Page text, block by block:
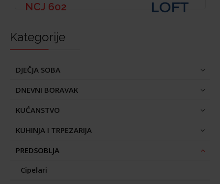
NCJ 602
Kategorije
DJEČJA SOBA
DNEVNI BORAVAK
KUĆANSTVO
KUHINJA I TRPEZARIJA
PREDSOBLJA
Cipelari